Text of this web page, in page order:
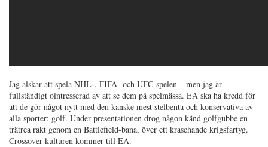
Jag älskar att spela NHL-, FIFA- och UFC-spelen – men jag är
fullständigt ointresserad av att se dem på spelmässa. EA ska ha kredd för
att de gör något nytt med den kanske mest stelbenta och konservativa av
alla sporter: golf. Under presentationen drog någon känd golfgubbe en
trätrea rakt genom en Battlefield-bana, över ett kraschande krigsfartyg.
Crossover-kulturen kommer till EA.